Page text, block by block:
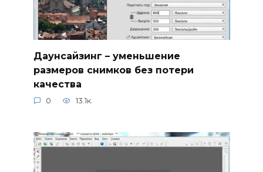
Даунсайзинг – уменьшение
размеров снимков без потери
качества
0 13.1к.